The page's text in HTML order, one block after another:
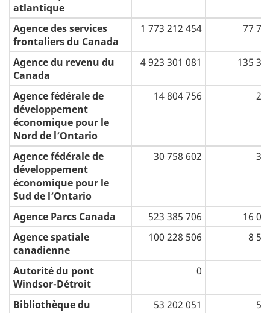
atlantique
Agence des services
frontaliers du Canada
1 773 212 454 77
Agence du revenu du
Canada
4 923 301 081 135
Agence fédérale de
développement
économique pour le
Nord de l’Ontario
14 804 756
Agence fédérale de
développement
économique pour le
Sud de l’Ontario
30 758 602
Agence Parcs Canada 523 385 706
16
Agence spatiale
canadienne
100 228 506 8
Autorité du pont
Windsor-Détroit
0
Bibliothèque du
53 202 051